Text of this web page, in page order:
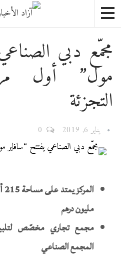
مجمّع دبي
مول” أول
التجزئة
يناير 6, 2019
المركز يمتد على مساحة 215 ألف قدم مربعة
مليون درهم
مجمع تجاري مخصّص
المجمع الصناعي